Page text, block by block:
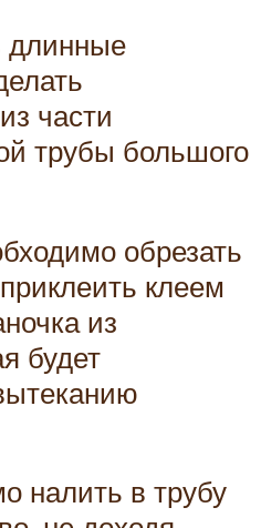
длинные
части
трубы большого
обрезать
клеем
из
будет
налить в трубу